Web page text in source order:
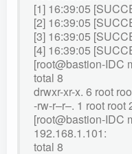
[1] 16:39:05
[2] 16:39:05
[3] 16:39:05
[4] 16:39:05
[root@bastion-IDC
total 8
drwxr-xr-x. 6 root
-rw-r–r–. 1 root root
[root@bastion-IDC
192.168.1.101:
total 8